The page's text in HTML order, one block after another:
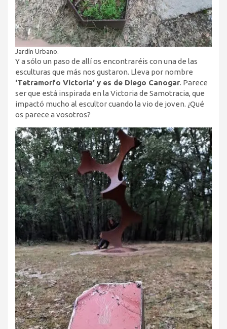
Jardín Urbano.
Y a sólo un paso de allí os encontraréis con una de las
esculturas que más nos gustaron. Lleva por nombre
‘Tetramorfo Victoria’ y es de Diego Canogar. Parece
ser que está inspirada en la Victoria de Samotracia, que
impactó mucho al escultor cuando la vio de joven. ¿Qué
os parece a vosotros?